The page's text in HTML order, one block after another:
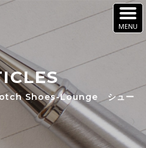
Gotch Shoes-Lounge シュー